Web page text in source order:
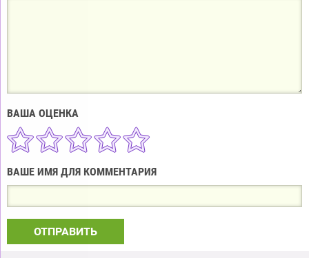
ВАША ОЦЕНКА
ВАШЕ ИМЯ ДЛЯ КОММЕНТАРИЯ
ОТПРАВИТЬ